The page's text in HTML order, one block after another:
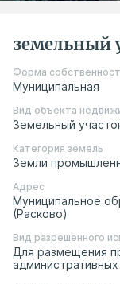
земельный
Форма
Муниципальная
Вид объекта
Земельный
Категория земель
Земли
Адрес
Муниципальное
(Расково)
Вид разрешенного
Для размещения